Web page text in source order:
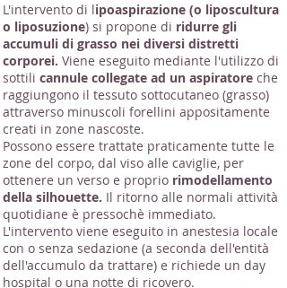
L'intervento di lipoaspirazione (o liposcultura
o liposuzione) si propone di ridurre gli
accumuli di grasso nei diversi distretti
corporei. Viene eseguito mediante l'utilizzo di
sottili cannule collegate ad un aspiratore che
raggiungono il tessuto sottocutaneo (grasso)
attraverso minuscoli forellini appositamente
creati in zone nascoste.
Possono essere trattate praticamente tutte le
zone del corpo, dal viso alle caviglie, per
ottenere un verso e proprio rimodellamento
della silhouette. Il ritorno alle normali attività
quotidiane è pressochè immediato.
L'intervento viene eseguito in anestesia locale
con o senza sedazione (a seconda dell'entità
dell'accumulo da trattare) e richiede un day
hospital o una notte di ricovero.